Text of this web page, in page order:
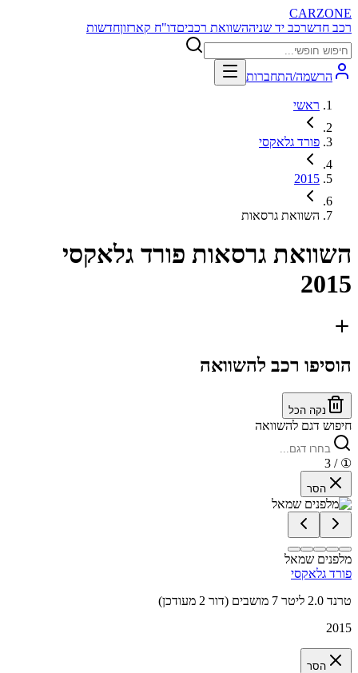
CARZONE
רכב חדשרכב יד שניההשוואת רכביםדו"ח קארזוןחדשות
הרשמה/התחברות
ראשי
פורד גלאקסי
2015
השוואת גרסאות
השוואת גרסאות פורד גלאקסי
2015
הוסיפו רכב להשוואה
נקה הכל
חיפוש דגם להשוואה
①
/ 3
הסר
מלפנים שמאל
פורד גלאקסי
טרנד 2.0 ליטר 7 מושבים (דור 2 מעודכן)
2015
הסר